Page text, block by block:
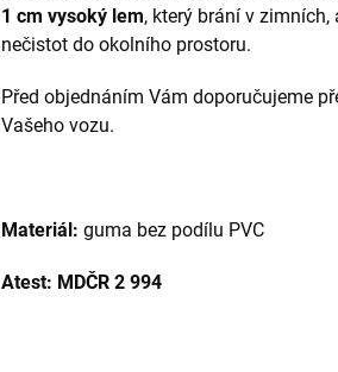
1 cm vysoký lem, který brání v
nečistot do okolního prostoru.
Před objednáním Vám doporučujeme
Vašeho vozu.
Materiál: guma bez podílu PVC
Atest: MDČR 2 994